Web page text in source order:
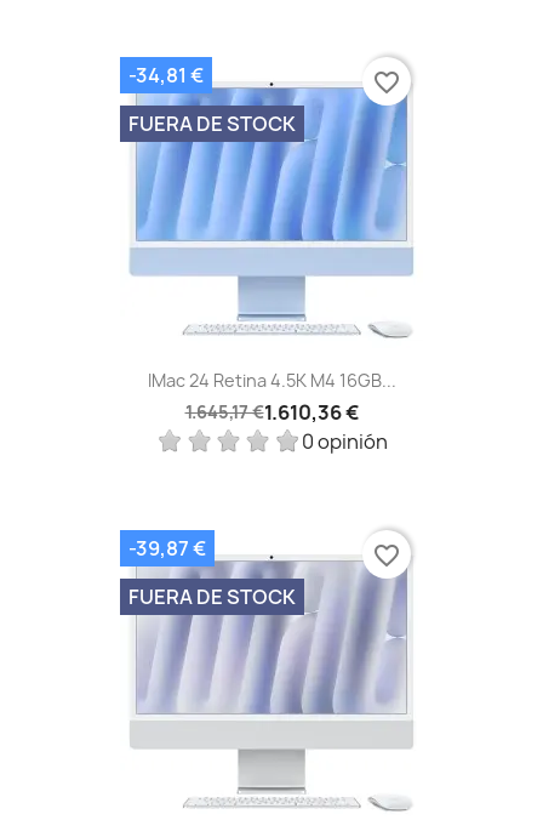
IMac 24 Retina 4.5K M4 16GB...
1.645,17 €1.610,36 €
0 opinión
-34,81 €
FUERA DE STOCK
favorite_border
-39,87 €
FUERA DE STOCK
favorite_border